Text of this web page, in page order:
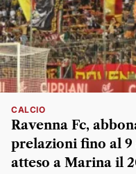
CALCIO
Ravenna Fc,
prelazioni fino al 9
atteso a Marina il